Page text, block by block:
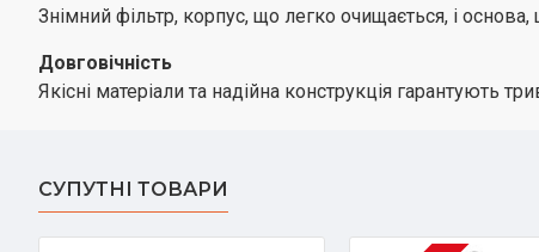
Знімний фільтр, корпус, що легко очищається, і
Довговічність
Якісні матеріали та надійна конструкція гарантують
СУПУТНІ ТОВАРИ